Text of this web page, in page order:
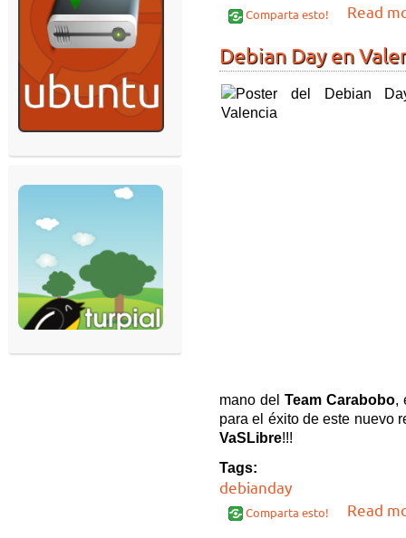
Comparta esto! Read
Debian Day en
mano delTeam Carabobo,
para el éxito de este nuevo
VaSLibre!!!
Tags:
debianday
Comparta esto! Read